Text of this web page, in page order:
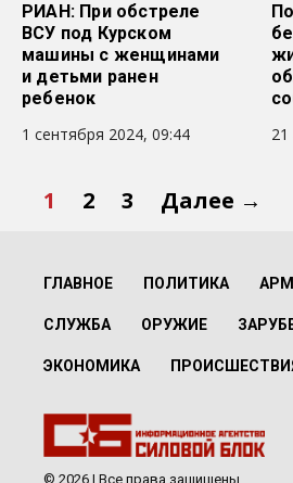
РИАН: При обстреле
ВСУ под Курском
машины с женщинами
и детьми ранен
ребенок
1 сентября 2024, 09:44
21
1 2 3 Далее →
ГЛАВНОЕ ПОЛИТИКА
СЛУЖБА ОРУЖИЕ
ЭКОНОМИКА
© 2026 | Все права защищены